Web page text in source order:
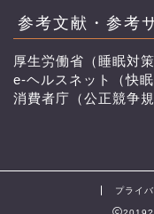
参考文献・参考
厚生労働省（睡眠対策
e-ヘルスネット（快
消費者庁（公正競争規
プライ